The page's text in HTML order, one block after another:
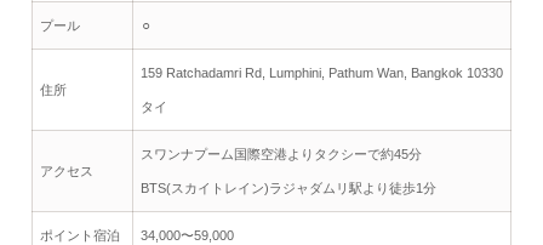
プール ⚪︎
住所
159 Ratchadamri Rd, Lumphini, Pathum Wan, Bangkok 10330
タイ
アクセス
スワンナプーム国際空港よりタクシーで約45分
BTS(スカイトレイン)ラジャダムリ駅より徒歩1分
ポイント宿泊 34,000〜59,000